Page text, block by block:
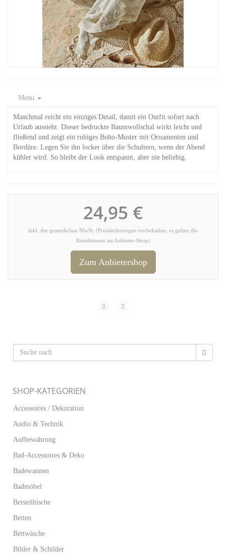
Menu
Manchmal reicht ein einziges Detail, damit ein Outfit sofort nach
Urlaub aussieht. Dieser bedruckte Baumwollschal wirkt leicht und
fließend und zeigt ein ruhiges Boho-Muster mit Ornamenten und
Bordüre. Legen Sie ihn locker über die Schultern, wenn der Abend
kühler wird. So bleibt der Look entspannt, aber nie beliebig.
24,95 €
inkl. der gesetzlichen MwSt. (Preisänderungen vorbehalten, es gelten die
Konditionen im Anbieter-Shop)
Zum Anbietershop
SHOP-KATEGORIEN
Accessoires / Dekoration
Audio & Technik
Aufbewahrung
Bad-Accessoires & Deko
Badewannen
Badmöbel
Beistelltische
Betten
Bettwäsche
Bilder & Schilder